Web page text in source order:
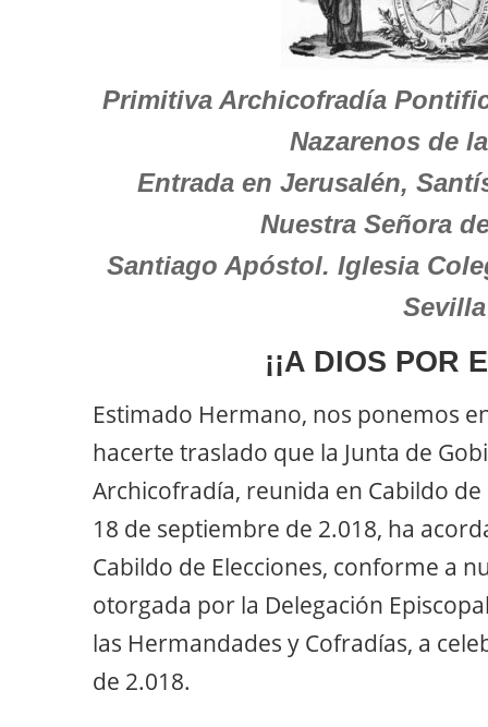
Primitiva Archicofradía
Nazarenos de
Entrada en Jerusalén,
Nuestra Señora
Santiago Apóstol. Iglesia
Sevilla
¡¡A DIOS POR
Estimado Hermano, nos ponemos
hacerte traslado que la Junta de
Archicofradía, reunida en Cabildo
18 de septiembre de 2.018, ha
Cabildo de Elecciones, conforme a
otorgada por la Delegación
las Hermandades y Cofradías, a
de 2.018.